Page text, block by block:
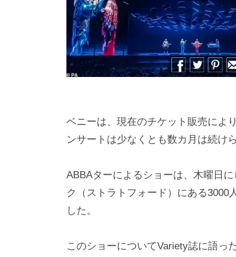
m
ベニーは、現在のチケット販売によ
ンサートは少なくとも数カ月は続け
ABBAターによるショーは、木曜日
ク（ストラトフォード）にある3000
した。
このショーについてVariety誌に語っ